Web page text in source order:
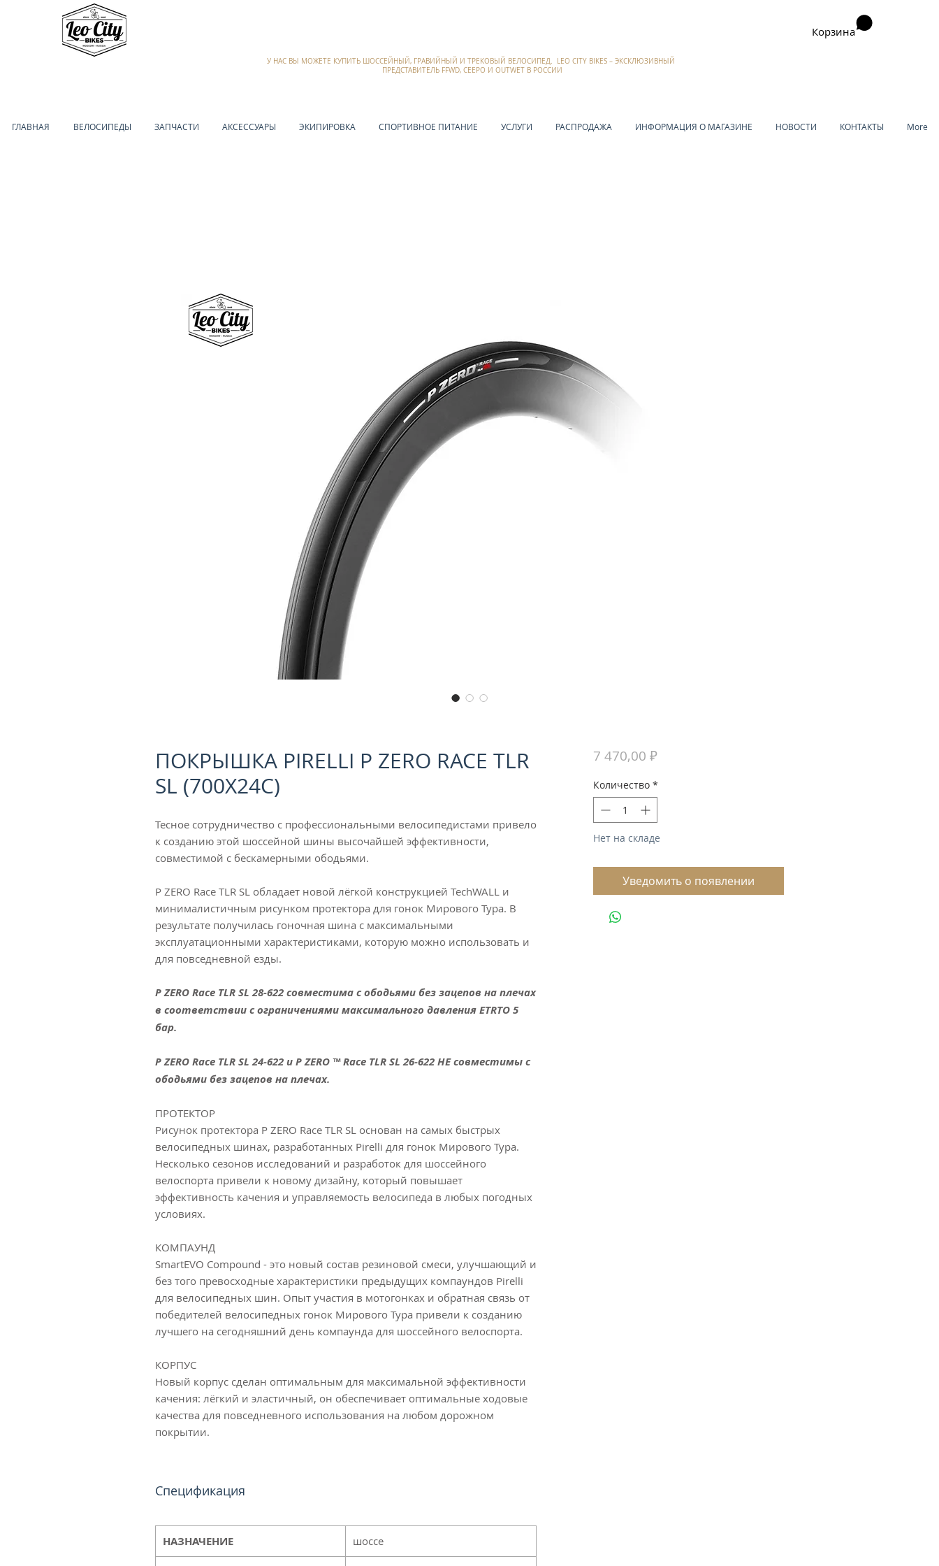
Корзина
У НАС ВЫ МОЖЕТЕ КУПИТЬ ШОССЕЙНЫЙ, ГРАВИЙНЫЙ И ТРЕКОВЫЙ ВЕЛОСИПЕД. LEO CITY BIKES – ЭКСКЛЮЗИВНЫЙ
ПРЕДСТАВИТЕЛЬ FFWD, CEEPO И OUTWET В РОССИИ
ГЛАВНАЯ ВЕЛОСИПЕДЫ ЗАПЧАСТИ АКСЕССУАРЫ ЭКИПИРОВКА СПОРТИВНОЕ ПИТАНИЕ УСЛУГИ РАСПРОДАЖА ИНФОРМАЦИЯ О МАГАЗИНЕ НОВОСТИ КОНТАКТЫ More
ПОКРЫШКА PIRELLI P ZERO RACE TLR
SL (700X24C)
Тесное сотрудничество с профессиональными велосипедистами привело
к созданию этой шоссейной шины высочайшей эффективности,
совместимой с бескамерными ободьями.
P ZERO Race TLR SL обладает новой лёгкой конструкцией TechWALL и
минималистичным рисунком протектора для гонок Мирового Тура. В
результате получилась гоночная шина с максимальными
эксплуатационными характеристиками, которую можно использовать и
для повседневной езды.
P ZERO Race TLR SL 28-622 совместима с ободьями без зацепов на плечах
в соответствии с ограничениями максимального давления ETRTO 5
бар.
P ZERO Race TLR SL 24-622 и P ZERO ™ Race TLR SL 26-622 НЕ совместимы с
ободьями без зацепов на плечах.
ПРОТЕКТОР
Рисунок протектора P ZERO Race TLR SL основан на самых быстрых
велосипедных шинах, разработанных Pirelli для гонок Мирового Тура.
Несколько сезонов исследований и разработок для шоссейного
велоспорта привели к новому дизайну, который повышает
эффективность качения и управляемость велосипеда в любых погодных
условиях.
КОМПАУНД
SmartEVO Compound - это новый состав резиновой смеси, улучшающий и
без того превосходные характеристики предыдущих компаундов Pirelli
для велосипедных шин. Опыт участия в мотогонках и обратная связь от
победителей велосипедных гонок Мирового Тура привели к созданию
лучшего на сегодняшний день компаунда для шоссейного велоспорта.
КОРПУС
Новый корпус сделан оптимальным для максимальной эффективности
качения: лёгкий и эластичный, он обеспечивает оптимальные ходовые
качества для повседневного использования на любом дорожном
покрытии.
Спецификация
НАЗНАЧЕНИЕ шоссе
7 470,00 ₽Цена
Количество *
Нет на складе
Уведомить о появлении